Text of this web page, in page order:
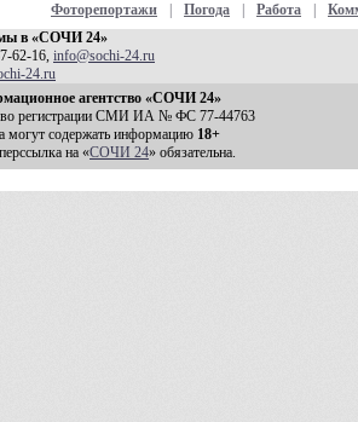
Фоторепортажи Погода Работа
в «СОЧИ 24»
62-16, info@sochi-24.ru
24.ru
агентство «СОЧИ 24»
регистрации СМИ ИА № ФС 77-44763
могут содержать информацию 18+
на «СОЧИ 24» обязательна.